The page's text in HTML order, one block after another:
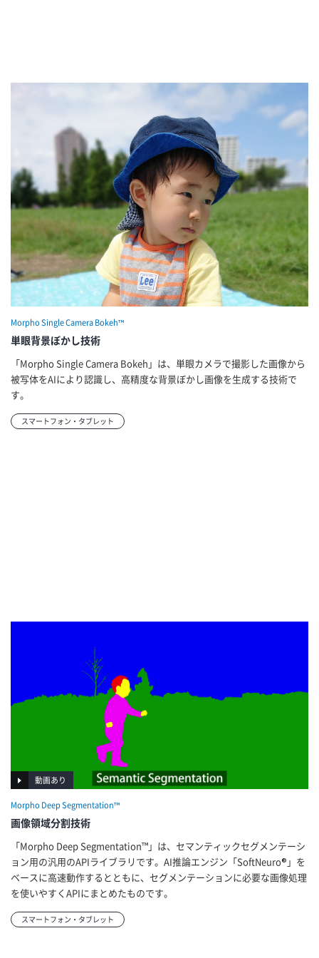
Morpho Single Camera Bokeh™
単眼背景ぼかし技術
「Morpho Single Camera Bokeh」は、単眼カメラで撮影した画像から
被写体をAIにより認識し、高精度な背景ぼかし画像を生成する技術で
す。
スマートフォン・タブレット
動画あり
Morpho Deep Segmentation™
画像領域分割技術
「Morpho Deep Segmentation™」は、セマンティックセグメンテーシ
ョン用の汎用のAPIライブラリです。AI推論エンジン「SoftNeuro®」を
ベースに高速動作するとともに、セグメンテーションに必要な画像処理
を使いやすくAPIにまとめたものです。
スマートフォン・タブレット